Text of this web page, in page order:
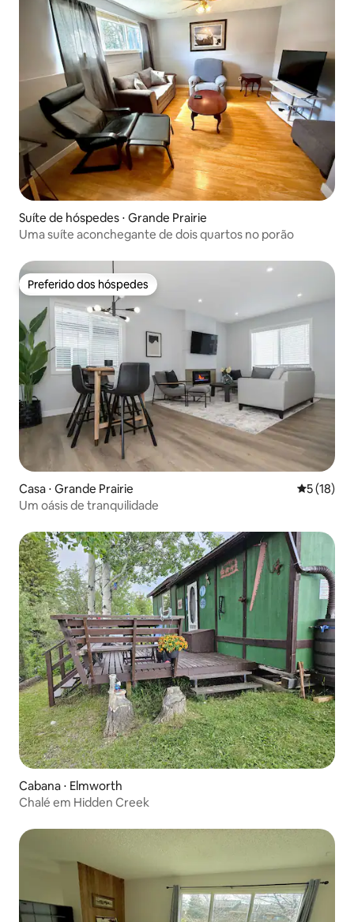
Suíte de hóspedes ⋅ Grande Prairie
Uma suíte aconchegante de dois quartos no porão
Preferido dos hóspedes
Preferido dos hóspedes
Casa ⋅ Grande Prairie 5 de uma
5 (18)
Um oásis de tranquilidade
Cabana ⋅ Elmworth
Chalé em Hidden Creek